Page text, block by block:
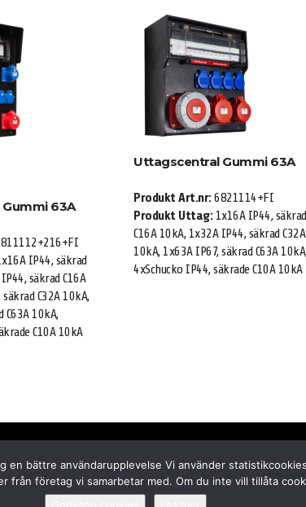
63A
IP44, säkrad
säkrad C16A
C32A 10kA,
C63A 10kA,
C10A 10kA
Uttagscentral Gummi 63A
Produkt Art.nr:6821114+FI
Produkt Uttag:1x16A IP44, säkrad
C16A 10kA, 1x32A IP44, säkrad C32A
10kA, 1x63A IP67, säkrad C63A
4xSchucko IP44, säkrade C10A 10kA
011-10 74 30
info@ceenorm.se
info om cookies
bättre användarupplevelse Vi använder
från företag vi samarbetar med. Om du inte vill tillåta